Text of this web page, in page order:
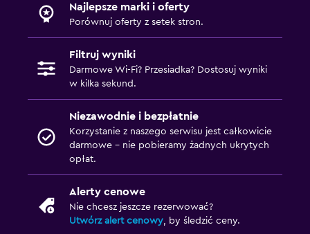
Najlepsze marki i oferty
Porównuj oferty z setek stron.
Filtruj wyniki
Darmowe Wi-Fi? Przesiadka? Dostosuj wyniki
w kilka sekund.
Niezawodnie i bezpłatnie
Korzystanie z naszego serwisu jest całkowicie
darmowe – nie pobieramy żadnych ukrytych
opłat.
Alerty cenowe
Nie chcesz jeszcze rezerwować?
Utwórz alert cenowy , by śledzić ceny.